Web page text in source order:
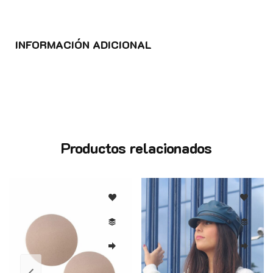
INFORMACIÓN ADICIONAL
Productos relacionados